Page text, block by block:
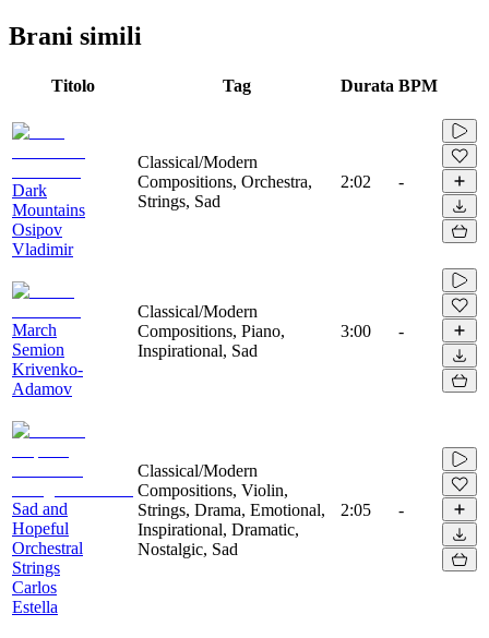
Brani simili
Titolo Tag Durata BPM
Dark
Mountains
Osipov
Vladimir
Classical/Modern
Compositions, Orchestra,
Strings, Sad
2:02 -
March
Semion
Krivenko-
Adamov
Classical/Modern
Compositions, Piano,
Inspirational, Sad
3:00 -
Sad and
Hopeful
Orchestral
Strings
Carlos
Estella
Classical/Modern
Compositions, Violin,
Strings, Drama, Emotional,
Inspirational, Dramatic,
Nostalgic, Sad
2:05 -